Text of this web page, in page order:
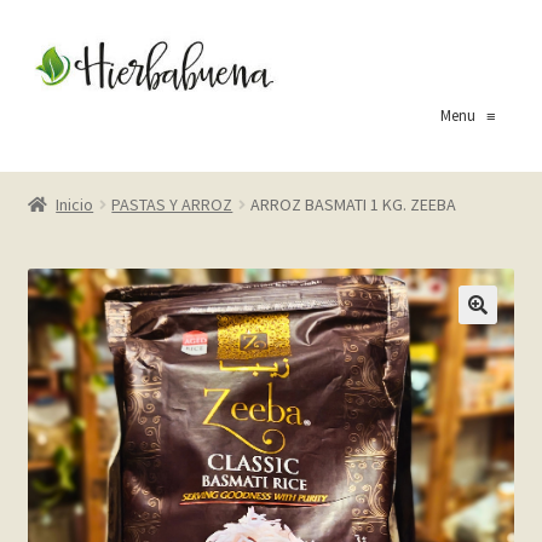
aal
Menu≡
Inicio
Blog
Carrito
Cart
Checkout
Inicio PASTAS Y ARROZ ARROZ BASMATI 1 KG. ZEEBA